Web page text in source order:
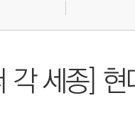
세종]